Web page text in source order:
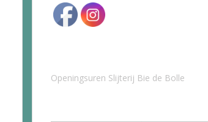
Openingsuren Slijterij Bie de Bolle